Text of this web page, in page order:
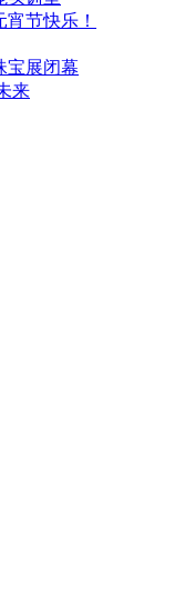
节快乐！
宝展闭幕
来